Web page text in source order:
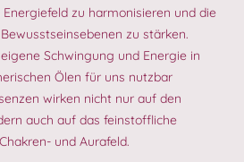
zu harmonisieren und die
zu stärken.
Schwingung und Energie in
Ölen für uns nutzbar
wirken nicht nur auf den
auch auf das feinstoffliche
und Aurafeld.